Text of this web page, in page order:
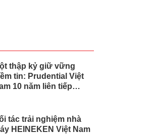
thập kỷ giữ vững
tin: Prudential Việt
10 năm liên tiếp
năm 2026
tác trải nghiệm nhà
HEINEKEN Việt Nam